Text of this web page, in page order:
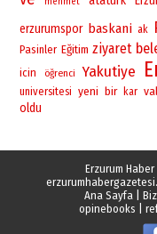
erzurumspor baskani ak
Pasinler Eğitim ziyaret
icin öğrenci Yakutiye
universitesi yeni bir kar
oldu
Erzurum
Ana Sayfa|
opinebooks |